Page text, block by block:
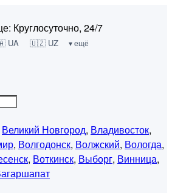
Круглосуточно, 24/7
UA 🇺🇿 UZ ▾ ещё
Великий Новгород, Владивосток,
, Волгодонск, Волжский, Вологда,
, Воткинск, Выборг, Винница,